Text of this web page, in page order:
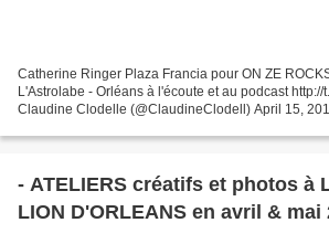
Catherine Ringer Plaza Francia pour ON ZE
L'Astrolabe - Orléans à l'écoute et au podcast http://
Claudine Clodelle (@ClaudineClodell) April 15,
- ATELIERS créatifs et photos à
LION D'ORLEANS en avril & mai